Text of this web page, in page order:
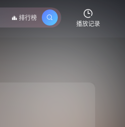
排行榜
播放记录